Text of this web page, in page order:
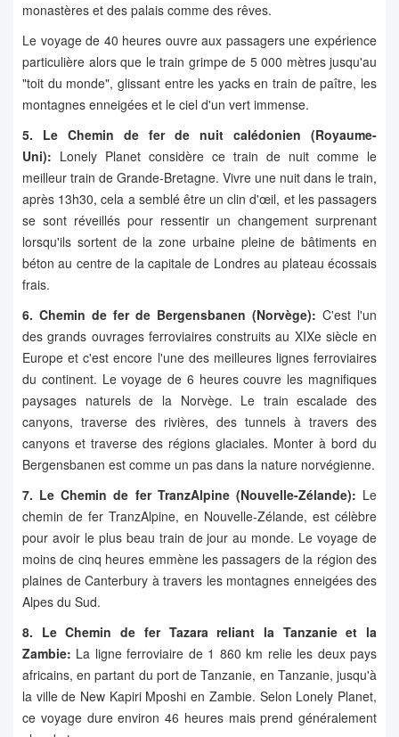
monastères et des palais comme des rêves.
Le voyage de 40 heures ouvre aux passagers une expérience
particulière alors que le train grimpe de 5 000 mètres jusqu'au
"toit du monde", glissant entre les yacks en train de paître, les
montagnes enneigées et le ciel d'un vert immense.
5. Le Chemin de fer de nuit calédonien (Royaume-
Uni): Lonely Planet considère ce train de nuit comme le
meilleur train de Grande-Bretagne. Vivre une nuit dans le train,
après 13h30, cela a semblé être un clin d'œil, et les passagers
se sont réveillés pour ressentir un changement surprenant
lorsqu'ils sortent de la zone urbaine pleine de bâtiments en
béton au centre de la capitale de Londres au plateau écossais
frais.
6. Chemin de fer de Bergensbanen (Norvège): C'est l'un
des grands ouvrages ferroviaires construits au XIXe siècle en
Europe et c'est encore l'une des meilleures lignes ferroviaires
du continent. Le voyage de 6 heures couvre les magnifiques
paysages naturels de la Norvège. Le train escalade des
canyons, traverse des rivières, des tunnels à travers des
canyons et traverse des régions glaciales. Monter à bord du
Bergensbanen est comme un pas dans la nature norvégienne.
7. Le Chemin de fer TranzAlpine (Nouvelle-Zélande): Le
chemin de fer TranzAlpine, en Nouvelle-Zélande, est célèbre
pour avoir le plus beau train de jour au monde. Le voyage de
moins de cinq heures emmène les passagers de la région des
plaines de Canterbury à travers les montagnes enneigées des
Alpes du Sud.
8. Le Chemin de fer Tazara reliant la Tanzanie et la
Zambie: La ligne ferroviaire de 1 860 km relie les deux pays
africains, en partant du port de Tanzanie, en Tanzanie, jusqu'à
la ville de New Kapiri Mposhi en Zambie. Selon Lonely Planet,
ce voyage dure environ 46 heures mais prend généralement